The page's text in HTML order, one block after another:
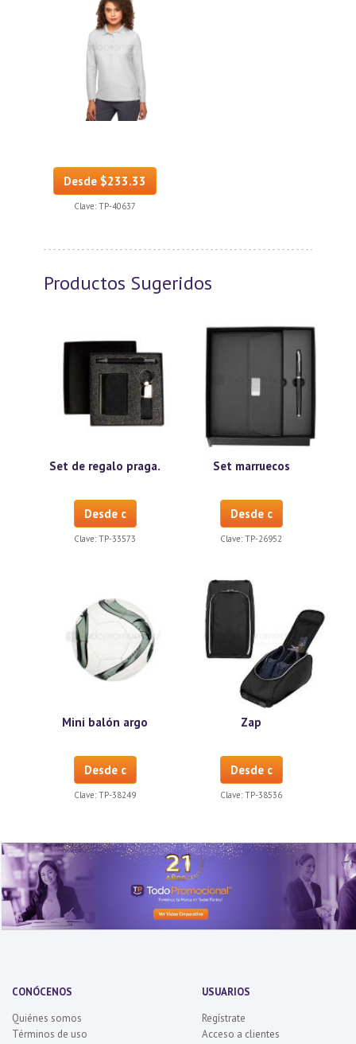
Desde $233.33
Clave: TP-40637
Productos Sugeridos
Set de regalo praga.
Desde c
Clave: TP-33573
Set marruecos
Desde c
Clave: TP-26952
Mini balón argo
Desde c
Clave: TP-38249
Zap
Desde c
Clave: TP-38536
CONÓCENOS
Quiénes somos
Términos de uso
USUARIOS
Regístrate
Acceso a clientes